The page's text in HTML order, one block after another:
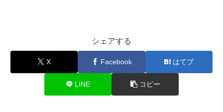
シェアする
X Facebook はてブ
LINE コピー